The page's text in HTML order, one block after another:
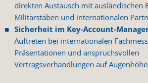
direkten Austausch mit ausländischen
Militärstäben und internationalen
Sicherheit im Key-Account-
Auftreten bei internationalen
Präsentationen und anspruchsvollen
Vertragsverhandlungen auf